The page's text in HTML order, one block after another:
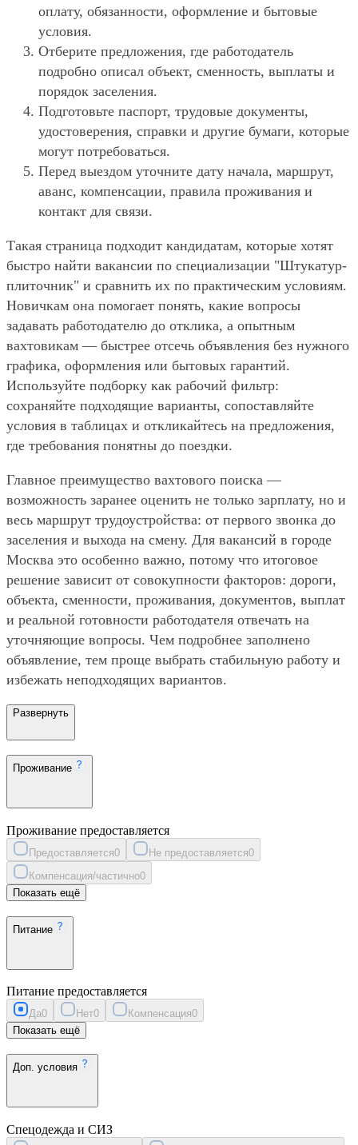
оплату, обязанности, оформление и бытовые
условия.
Отберите предложения, где работодатель
подробно описал объект, сменность, выплаты и
порядок заселения.
Подготовьте паспорт, трудовые документы,
удостоверения, справки и другие бумаги, которые
могут потребоваться.
Перед выездом уточните дату начала, маршрут,
аванс, компенсации, правила проживания и
контакт для связи.
Такая страница подходит кандидатам, которые хотят
быстро найти вакансии по специализации "Штукатур-
плиточник" и сравнить их по практическим условиям.
Новичкам она помогает понять, какие вопросы
задавать работодателю до отклика, а опытным
вахтовикам — быстрее отсечь объявления без нужного
графика, оформления или бытовых гарантий.
Используйте подборку как рабочий фильтр:
сохраняйте подходящие варианты, сопоставляйте
условия в таблицах и откликайтесь на предложения,
где требования понятны до поездки.
Главное преимущество вахтового поиска —
возможность заранее оценить не только зарплату, но и
весь маршрут трудоустройства: от первого звонка до
заселения и выхода на смену. Для вакансий в городе
Москва это особенно важно, потому что итоговое
решение зависит от совокупности факторов: дороги,
объекта, сменности, проживания, документов, выплат
и реальной готовности работодателя отвечать на
уточняющие вопросы. Чем подробнее заполнено
объявление, тем проще выбрать стабильную работу и
избежать неподходящих вариантов.
Развернуть
Проживание
Проживание предоставляется
Предоставляется0 Не предоставляется0
Компенсация/частично0
Показать ещё
Питание
Питание предоставляется
Да0 Нет0 Компенсация0
Показать ещё
Доп. условия
Спецодежда и СИЗ